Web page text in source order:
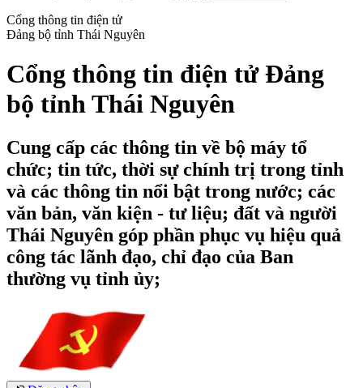
Cổng thông tin điện tử
Đảng bộ tỉnh Thái Nguyên
Cổng thông tin điện tử Đảng
bộ tỉnh Thái Nguyên
Cung cấp các thông tin về bộ máy tổ
chức; tin tức, thời sự chính trị trong tỉnh
và các thông tin nổi bật trong nước; các
văn bản, văn kiện - tư liệu; đất và người
Thái Nguyên góp phần phục vụ hiệu quả
công tác lãnh đạo, chỉ đạo của Ban
thường vụ tỉnh ủy;